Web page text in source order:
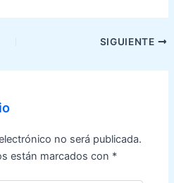
SIGUIENTE
no será publicada.
están marcados con *